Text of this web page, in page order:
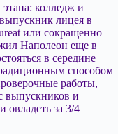
колледж и
лицея в
или сокращенно
Наполеон еще в
в середине
способом
работы,
выпускников и
овладеть за 3/4